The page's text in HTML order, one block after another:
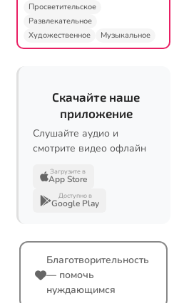
Просветительское
Развлекательное
Художественное
Музыкальное
Скачайте наше
приложение
Слушайте аудио и
смотрите видео офлайн
Загрузите в
App Store
Доступно в
Google Play
Благотворительность
— помочь
нуждающимся